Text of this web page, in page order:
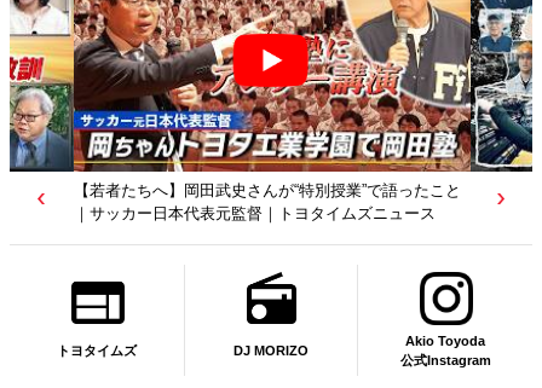
【トヨタディレクターズカット】クリエイターが工場を
映像作品に？従業員たちの涙の理由は…｜トヨタイムズ
トヨタイムズ DJ MORIZO
Akio Toyoda
公式Instagram